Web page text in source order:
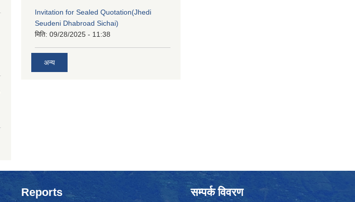
Invitation for Sealed Quotation(Jhedi
Seudeni Dhabroad Sichai)
मिति: 09/28/2025 - 11:38
अन्य
Reports सम्पर्क विवरण